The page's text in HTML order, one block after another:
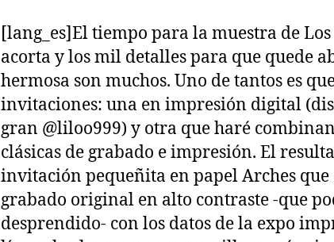
[lang_es]El tiempo para la muestra de Los
acorta y los mil detalles para que quede
hermosa son muchos. Uno de tantos es
invitaciones: una en impresión digital
gran @liloo999) y otra que haré
clásicas de grabado e impresión. El
invitación pequeñita en papel Arches que
grabado original en alto contraste -que
desprendido- con los datos de la expo